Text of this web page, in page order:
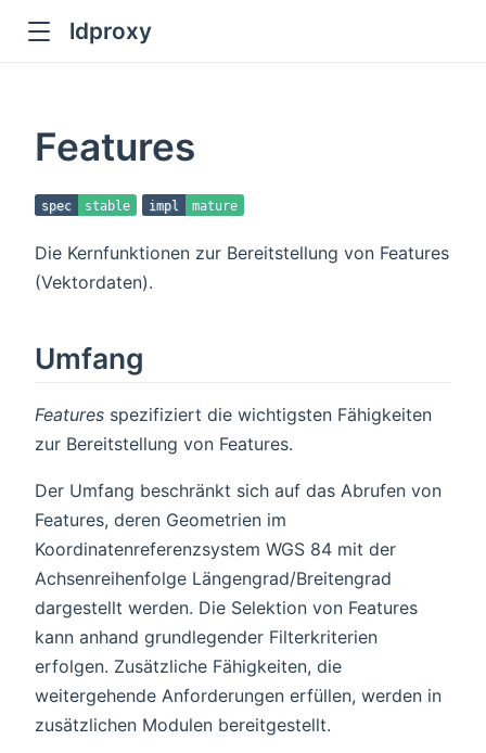
ldproxy
Features
spec stable impl mature
Die Kernfunktionen zur Bereitstellung von Features
(Vektordaten).
Umfang
Features spezifiziert die wichtigsten Fähigkeiten
zur Bereitstellung von Features.
Der Umfang beschränkt sich auf das Abrufen von
Features, deren Geometrien im
Koordinatenreferenzsystem WGS 84 mit der
Achsenreihenfolge Längengrad/Breitengrad
dargestellt werden. Die Selektion von Features
kann anhand grundlegender Filterkriterien
erfolgen. Zusätzliche Fähigkeiten, die
weitergehende Anforderungen erfüllen, werden in
zusätzlichen Modulen bereitgestellt.